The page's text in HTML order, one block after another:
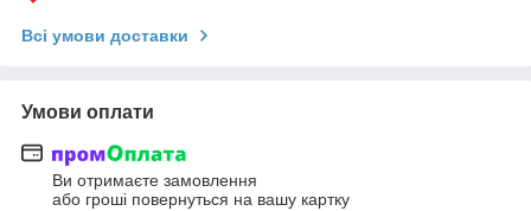
Всі умови доставки
Умови оплати
Ви отримаєте замовлення
або гроші повернуться на вашу картку